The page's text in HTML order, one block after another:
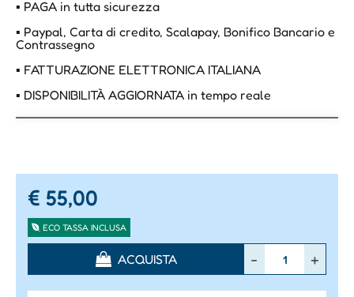
▪ PAGA in tutta sicurezza
▪ Paypal, Carta di credito, Scalapay, Bonifico Bancario e
Contrassegno
▪ FATTURAZIONE ELETTRONICA ITALIANA
▪ DISPONIBILITÀ AGGIORNATA in tempo reale
€ 55,00
ECO TASSA INCLUSA
ACQUISTA